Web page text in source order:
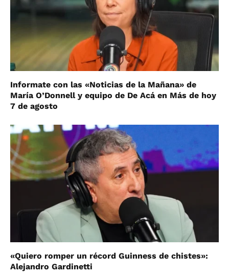
Informate con las «Noticias de la Mañana» de
María O’Donnell y equipo de De Acá en Más de hoy
7 de agosto
«Quiero romper un récord Guinness de chistes»:
Alejandro Gardinetti